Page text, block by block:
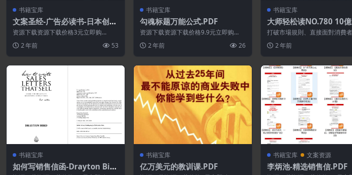
书籍宝库
文案圣经-广告必读书-日本创意
文案.PDF
资源下载资源下载价格3元立即购
2 年前 53
书籍宝库
勾魂标题万能公式.PDF
资源下载资源下载价格9.9元立即购
2 年前 26
书籍宝库
大师轻松读NO.780 10億
顛覆者俱樂部
打破市場規則、直接面對消費
者，dir...
2 年前
书籍宝库
如何写销售信函-Drayton Bird
书籍宝库
亿万美元的教训课.PDF
书籍宝库 文案资源
李炳池-精选销售信.PDF